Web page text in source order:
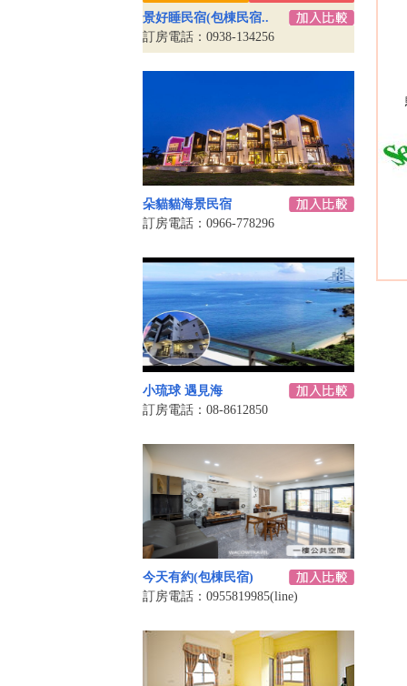
景好睡民宿(包棟民宿..
訂房電話：0938-134256
朵貓貓海景民宿
訂房電話：0966-778296
小琉球 遇見海
訂房電話：08-8612850
今天有約(包棟民宿)
訂房電話：0955819985(line)